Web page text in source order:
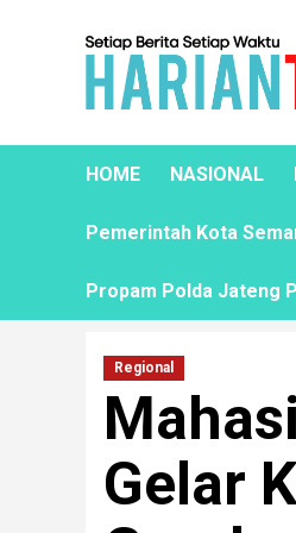
HOME NASIONAL
Pemerintah Kota
Propam Polda Jateng
Regional
Gelar